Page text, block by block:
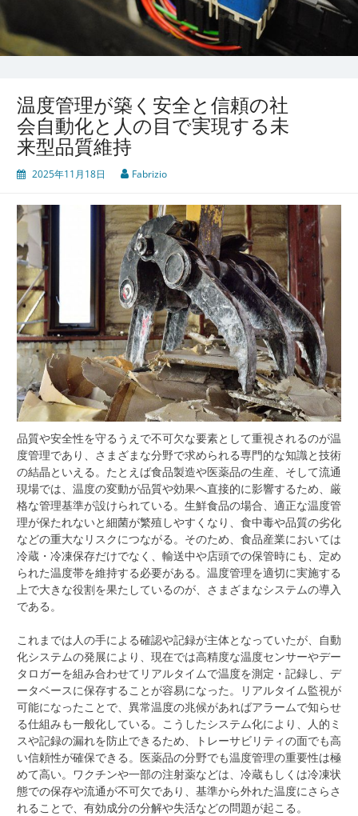
温度管理が築く安全と信頼の社
会自動化と人の目で実現する未
来型品質維持
2025年11月18日 Fabrizio
品質や安全性を守るうえで不可欠な要素として重視されるのが温
度管理であり、さまざまな分野で求められる専門的な知識と技術
の結晶といえる。 たとえば食品製造や医薬品の生産、そして流通
現場では、温度の変動が品質や効果へ直接的に影響するため、厳
格な管理基準が設けられている。生鮮食品の場合、適正な温度管
理が保たれないと細菌が繁殖しやすくなり、食中毒や品質の劣化
などの重大なリスクにつながる。そのため、食品産業においては
冷蔵・冷凍保存だけでなく、輸送中や店頭での保管時にも、定め
られた温度帯を維持する必要がある。温度管理を適切に実施する
上で大きな役割を果たしているのが、さまざまなシステムの導入
である。
これまでは人の手による確認や記録が主体となっていたが、自動
化システムの発展により、現在では高精度な温度センサーやデー
タロガーを組み合わせてリアルタイムで温度を測定・記録し、デ
ータベースに保存することが容易になった。リアルタイム監視が
可能になったことで、異常温度の兆候があればアラームで知らせ
る仕組みも一般化している。こうしたシステム化により、人的ミ
スや記録の漏れを防止できるため、トレーサビリティの面でも高
い信頼性が確保できる。医薬品の分野でも温度管理の重要性は極
めて高い。ワクチンや一部の注射薬などは、冷蔵もしくは冷凍状
態での保存や流通が不可欠であり、基準から外れた温度にさらさ
れることで、有効成分の分解や失活などの問題が起こる。